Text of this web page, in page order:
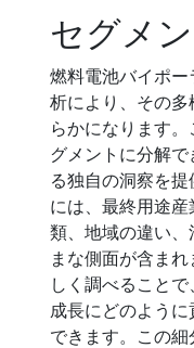
セグメ
燃料電池バイポ
析により、その
らかになります
グメントに分解
る独自の洞察を
には、最終用途
類、地域の違い
まな側面が含ま
しく調べること
成長にどのよう
できます。この